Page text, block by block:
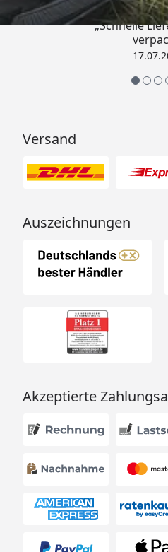
„Schnelle
Versand
Auszeichnungen
Akzeptierte